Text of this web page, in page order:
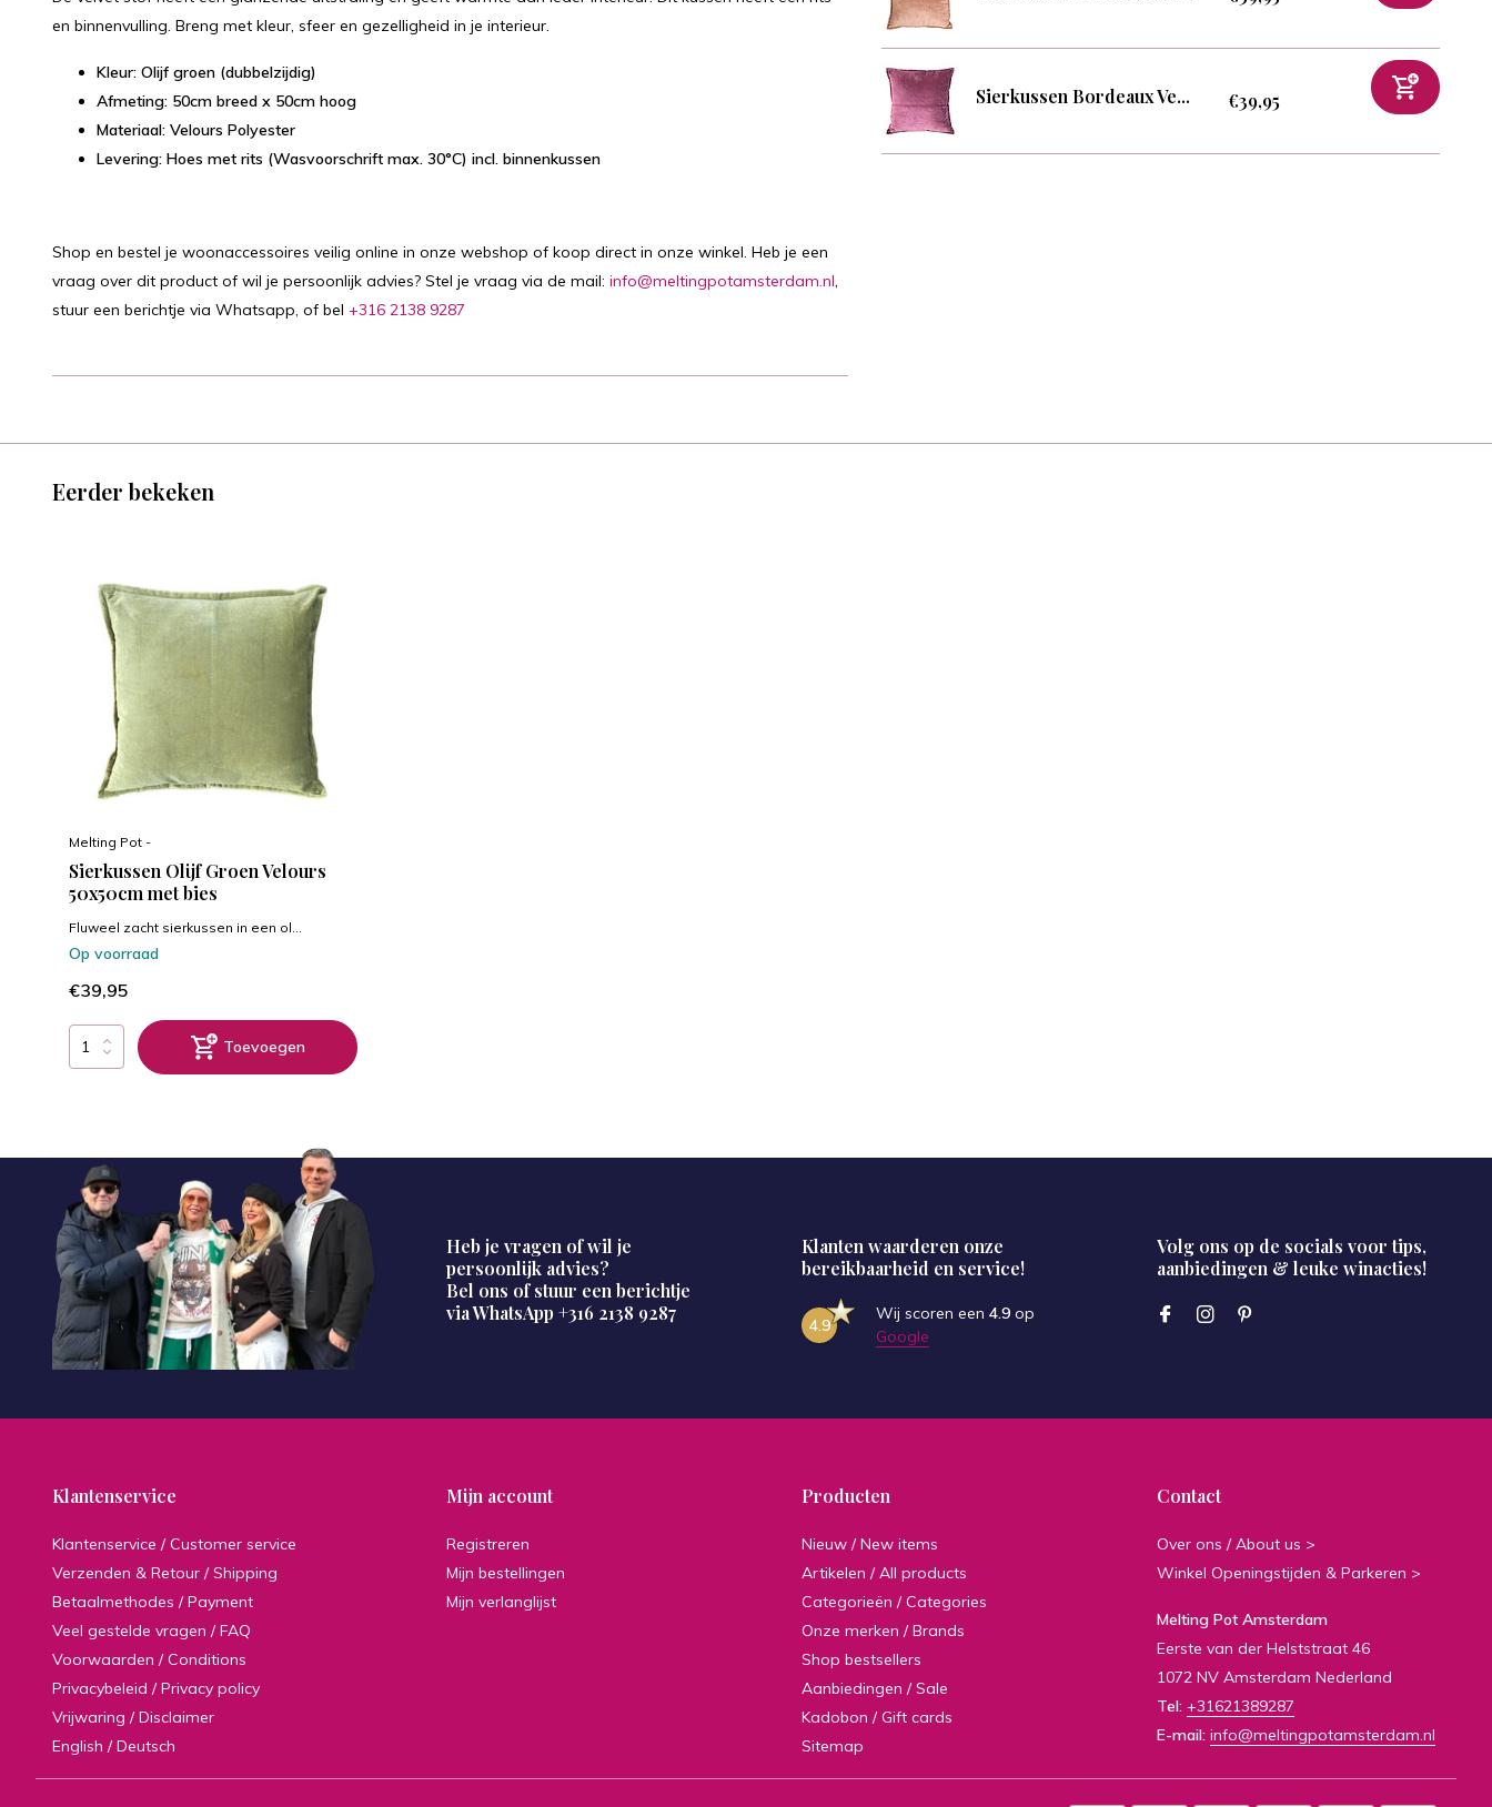
en binnenvulling. Breng met kleur, sfeer en gezelligheid in je interieur.
Kleur: Olijf groen (dubbelzijdig)
Afmeting: 50cm breed x 50cm hoog
Materiaal: Velours Polyester
Levering: Hoes met rits (Wasvoorschrift max. 30°C) incl. binnenkussen
Shop en bestel je woonaccessoires veilig online in onze webshop of koop direct in onze winkel. Heb je een
vraag over dit product of wil je persoonlijk advies? Stel je vraag via de mail: info@meltingpotamsterdam.nl,
stuur een berichtje via Whatsapp, of bel +316 2138 9287
Sierkussen Bordeaux Ve... €39,95
Eerder bekeken
Melting Pot -
Sierkussen Olijf Groen Velours
50x50cm met bies
Fluweel zacht sierkussen in een ol...
Op voorraad
€39,95
Toevoegen
Heb je vragen of wil je
persoonlijk advies?
Bel ons of stuur een berichtje
via WhatsApp +316 2138 9287
Klanten waarderen onze
bereikbaarheid en service!
4.9
Wij scoren een 4.9 op
Google
Volg ons op de socials voor tips,
aanbiedingen & leuke winacties!
Klantenservice
Klantenservice / Customer service
Verzenden & Retour / Shipping
Betaalmethodes / Payment
Veel gestelde vragen / FAQ
Voorwaarden / Conditions
Privacybeleid / Privacy policy
Vrijwaring / Disclaimer
English / Deutsch
Mijn account
Registreren
Mijn bestellingen
Mijn verlanglijst
Producten
Nieuw / New items
Artikelen / All products
Categorieën / Categories
Onze merken / Brands
Shop bestsellers
Aanbiedingen / Sale
Kadobon / Gift cards
Sitemap
Contact
Over ons / About us >
Winkel Openingstijden & Parkeren >
Melting Pot Amsterdam
Eerste van der Helststraat 46
1072 NV Amsterdam Nederland
Tel: +31621389287
E-mail: info@meltingpotamsterdam.nl